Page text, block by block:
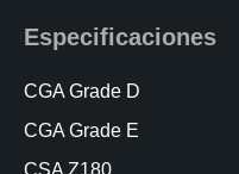
Especificaciones
CGA Grade D
CGA Grade E
CSA Z180